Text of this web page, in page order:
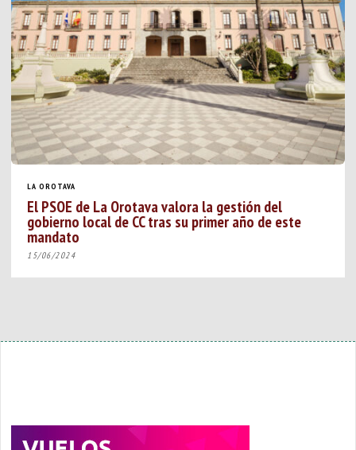
LA OROTAVA
El PSOE de La Orotava valora la gestión del
gobierno local de CC tras su primer año de este
mandato
15/06/2024